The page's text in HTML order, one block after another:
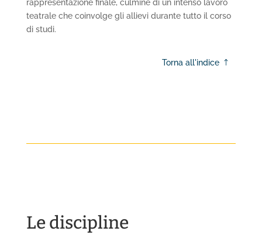
rappresentazione finale, culmine di un intenso lavoro
teatrale che coinvolge gli allievi durante tutto il corso
di studi.
Torna all'indice
Le discipline